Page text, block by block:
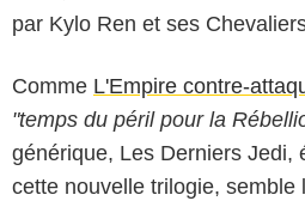
par Kylo Ren et ses
Comme L'Empire contre-
"temps du péril pour la
générique, Les Derniers Jedi,
cette nouvelle trilogie, semble